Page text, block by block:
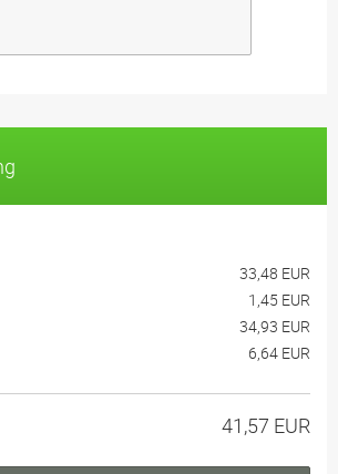
33,48 EUR
1,45 EUR
34,93 EUR
6,64 EUR
41,57 EUR